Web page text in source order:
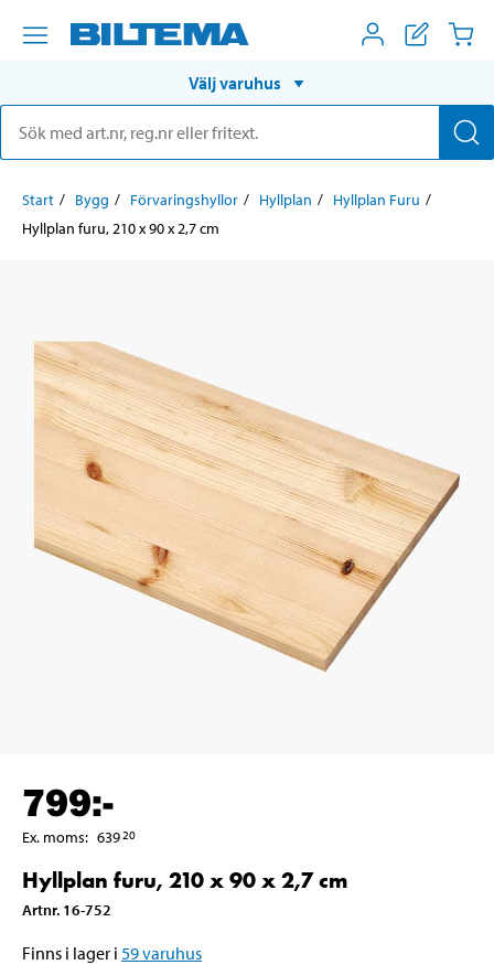
Välj varuhus
Start Bygg Förvaringshyllor Hyllplan
Hyllplan Furu
Hyllplan furu, 210 x 90 x 2,7 cm
799:-
Ex. moms: 63920
Hyllplan furu, 210 x 90 x 2,7 cm
Artnr. 16-752
Finns i lager i 59varuhus